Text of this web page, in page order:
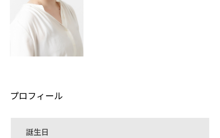
プロフィール
誕生日